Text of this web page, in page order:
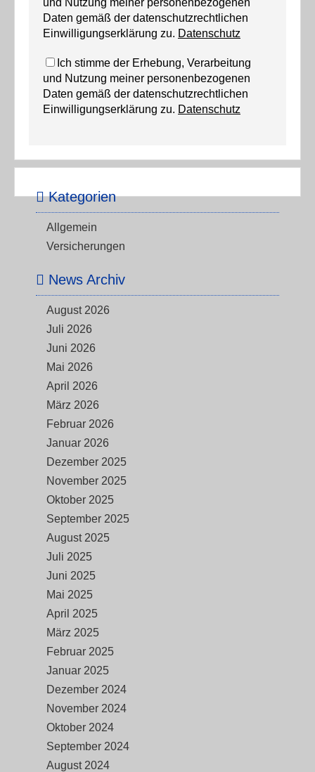
und Nutzung meiner personenbezogenen
Daten gemäß der datenschutzrechtlichen
Einwilligungserklärung zu. Datenschutz
Ich stimme der Erhebung, Verarbeitung
und Nutzung meiner personenbezogenen
Daten gemäß der datenschutzrechtlichen
Einwilligungserklärung zu. Datenschutz
Kategorien
Allgemein
Versicherungen
News Archiv
August 2026
Juli 2026
Juni 2026
Mai 2026
April 2026
März 2026
Februar 2026
Januar 2026
Dezember 2025
November 2025
Oktober 2025
September 2025
August 2025
Juli 2025
Juni 2025
Mai 2025
April 2025
März 2025
Februar 2025
Januar 2025
Dezember 2024
November 2024
Oktober 2024
September 2024
August 2024